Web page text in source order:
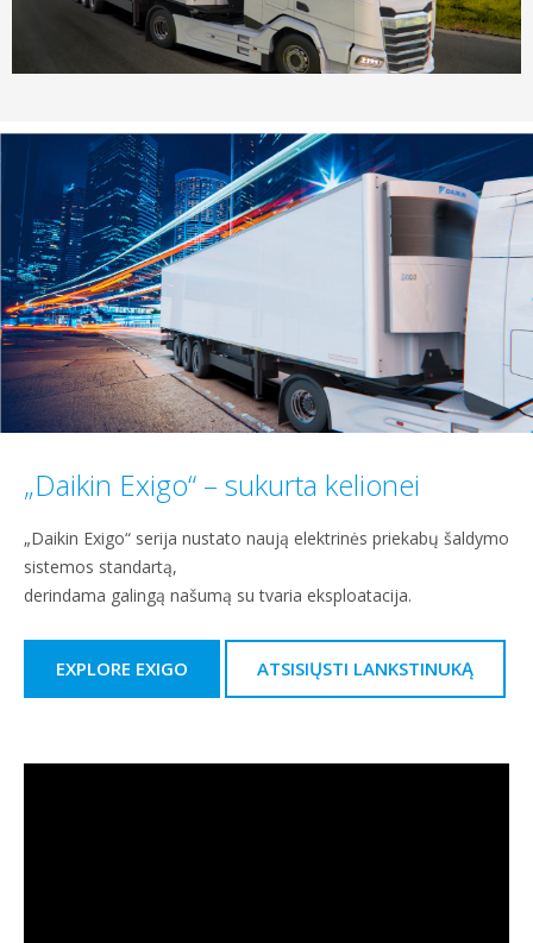
„Daikin Exigo“ – sukurta kelionei
„Daikin Exigo“ serija nustato naują elektrinės priekabų šaldymo
sistemos standartą,
derindama galingą našumą su tvaria eksploatacija.
EXPLORE EXIGO ATSISIŲSTI LANKSTINUKĄ